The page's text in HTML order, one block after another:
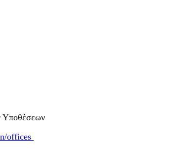
Υποθέσεων
offices